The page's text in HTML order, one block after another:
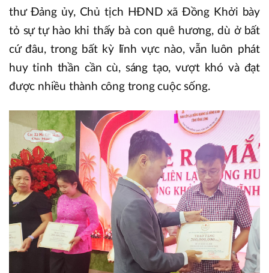
thư Đảng ủy, Chủ tịch HĐND xã Đồng Khởi bày
tỏ sự tự hào khi thấy bà con quê hương, dù ở bất
cứ đâu, trong bất kỳ lĩnh vực nào, vẫn luôn phát
huy tinh thần cần cù, sáng tạo, vượt khó và đạt
được nhiều thành công trong cuộc sống.